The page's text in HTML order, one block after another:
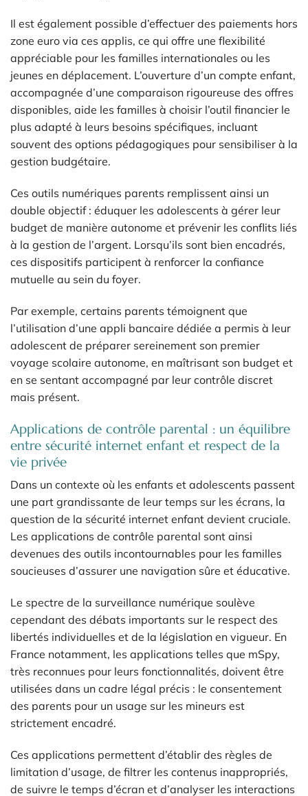
Il est également possible d’effectuer des paiements hors
zone euro via ces applis, ce qui offre une flexibilité
appréciable pour les familles internationales ou les
jeunes en déplacement. L’ouverture d’un compte enfant,
accompagnée d’une comparaison rigoureuse des offres
disponibles, aide les familles à choisir l’outil financier le
plus adapté à leurs besoins spécifiques, incluant
souvent des options pédagogiques pour sensibiliser à la
gestion budgétaire.
Ces outils numériques parents remplissent ainsi un
double objectif : éduquer les adolescents à gérer leur
budget de manière autonome et prévenir les conflits liés
à la gestion de l’argent. Lorsqu’ils sont bien encadrés,
ces dispositifs participent à renforcer la confiance
mutuelle au sein du foyer.
Par exemple, certains parents témoignent que
l’utilisation d’une appli bancaire dédiée a permis à leur
adolescent de préparer sereinement son premier
voyage scolaire autonome, en maîtrisant son budget et
en se sentant accompagné par leur contrôle discret
mais présent.
Applications de contrôle parental : un équilibre
entre sécurité internet enfant et respect de la
vie privée
Dans un contexte où les enfants et adolescents passent
une part grandissante de leur temps sur les écrans, la
question de la sécurité internet enfant devient cruciale.
Les applications de contrôle parental sont ainsi
devenues des outils incontournables pour les familles
soucieuses d’assurer une navigation sûre et éducative.
Le spectre de la surveillance numérique soulève
cependant des débats importants sur le respect des
libertés individuelles et de la législation en vigueur. En
France notamment, les applications telles que mSpy,
très reconnues pour leurs fonctionnalités, doivent être
utilisées dans un cadre légal précis : le consentement
des parents pour un usage sur les mineurs est
strictement encadré.
Ces applications permettent d’établir des règles de
limitation d’usage, de filtrer les contenus inappropriés,
de suivre le temps d’écran et d’analyser les interactions